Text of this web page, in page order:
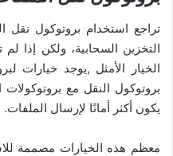
تراجع استخدام بروتوكول نقل
التخزين السحابية، ولكن إذا
الخيار الأمثل ,يوجد خيارات
يكون أكثر أمانًا لإرسال الملفات.
معظم هذه الخيارات مصممة